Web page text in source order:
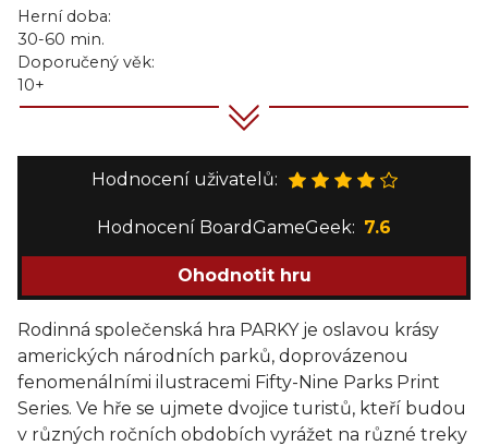
Herní doba:
30-60 min.
Doporučený věk:
10+
Hodnocení uživatelů:
Hodnocení BoardGameGeek: 7.6
Ohodnotit hru
Rodinná společenská hra PARKY je oslavou krásy
amerických národních parků, doprovázenou
fenomenálními ilustracemi Fifty-Nine Parks Print
Series. Ve hře se ujmete dvojice turistů, kteří budou
v různých ročních obdobích vyrážet na různé treky